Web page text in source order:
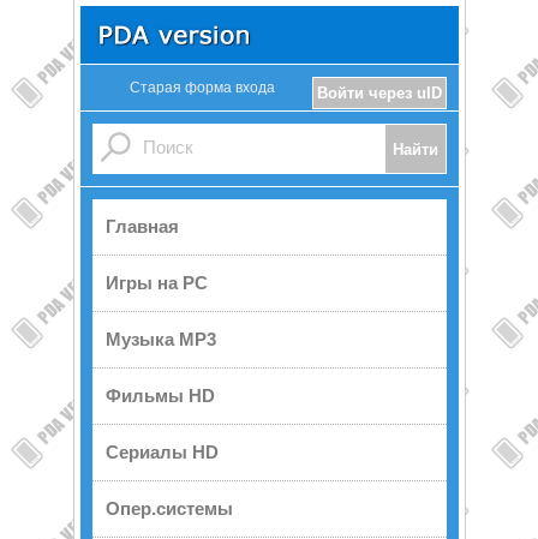
Войти через uID
Старая форма входа
Главная
Игры на PC
Музыка MP3
Фильмы HD
Сериалы HD
Опер.системы